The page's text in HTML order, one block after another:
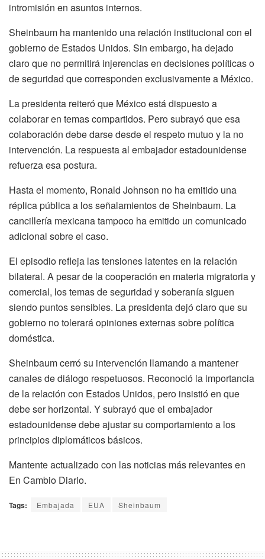
intromisión en asuntos internos.
Sheinbaum ha mantenido una relación institucional con el
gobierno de Estados Unidos. Sin embargo, ha dejado
claro que no permitirá injerencias en decisiones políticas o
de seguridad que corresponden exclusivamente a México.
La presidenta reiteró que México está dispuesto a
colaborar en temas compartidos. Pero subrayó que esa
colaboración debe darse desde el respeto mutuo y la no
intervención. La respuesta al embajador estadounidense
refuerza esa postura.
Hasta el momento, Ronald Johnson no ha emitido una
réplica pública a los señalamientos de Sheinbaum. La
cancillería mexicana tampoco ha emitido un comunicado
adicional sobre el caso.
El episodio refleja las tensiones latentes en la relación
bilateral. A pesar de la cooperación en materia migratoria y
comercial, los temas de seguridad y soberanía siguen
siendo puntos sensibles. La presidenta dejó claro que su
gobierno no tolerará opiniones externas sobre política
doméstica.
Sheinbaum cerró su intervención llamando a mantener
canales de diálogo respetuosos. Reconoció la importancia
de la relación con Estados Unidos, pero insistió en que
debe ser horizontal. Y subrayó que el embajador
estadounidense debe ajustar su comportamiento a los
principios diplomáticos básicos.
Mantente actualizado con las noticias más relevantes en
En Cambio Diario.
Tags: Embajada EUA Sheinbaum